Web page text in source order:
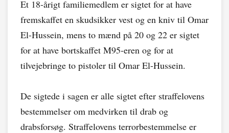
Et 18-årigt familiemedlem er sigtet for at have
fremskaffet en skudsikker vest og en kniv til Omar
El-Hussein, mens to mænd på 20 og 22 er sigtet
for at have bortskaffet M95-eren og for at
tilvejebringe to pistoler til Omar El-Hussein.
De sigtede i sagen er alle sigtet efter straffelovens
bestemmelser om medvirken til drab og
drabsforsøg. Straffelovens terrorbestemmelse er